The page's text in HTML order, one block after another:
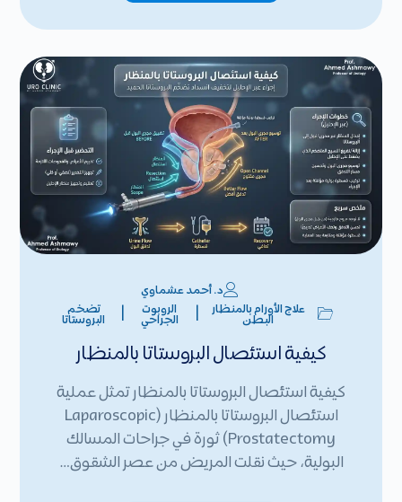
د. أحمد عشماوي
علاج الأورام بالمنظار
البطن
الروبوت
الجراحي
تضخم
البروستاتا
كيفية استئصال البروستاتا بالمنظار
كيفية استئصال البروستاتا بالمنظار تمثل عملية
استئصال البروستاتا بالمنظار (Laparoscopic
Prostatectomy) ثورة في جراحات المسالك
البولية، حيث نقلت المريض من عصر الشقوق…